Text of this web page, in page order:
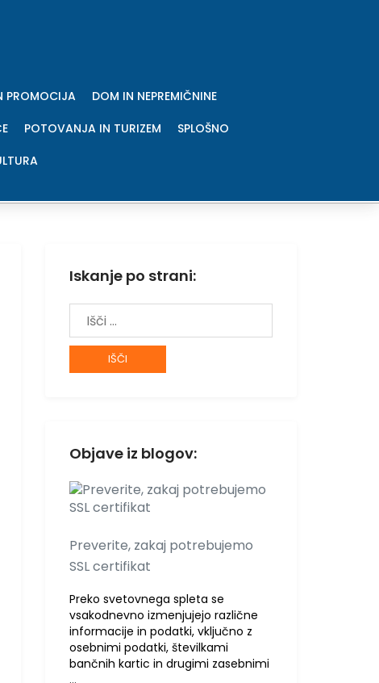
PROMOCIJA
DOM IN NEPREMIČNINE
POTOVANJA IN TURIZEM
SPLOŠNO
Iskanje po strani:
Išči:
Objave iz blogov:
Preverite, zakaj potrebujemo
SSL certifikat
Preko svetovnega spleta se
vsakodnevno izmenjujejo različne
informacije in podatki, vključno z
osebnimi podatki, številkami
bančnih kartic in drugimi zasebnimi
…